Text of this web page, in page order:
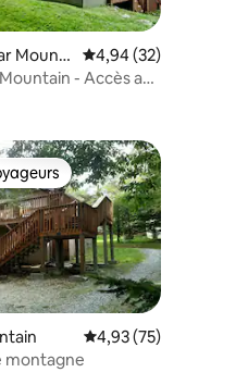
59 commentaires : 4,85 sur 5
Mounta
Évaluation moyenne
4,94 (32)
- Accès aux
les plus appréciés
Évaluation moyenne
4,93 (75)
montagne